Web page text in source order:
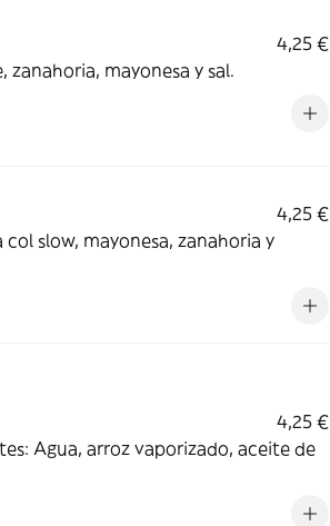
4,25 €
mayonesa y sal.
4,25 €
col slow, mayonesa, zanahoria y
4,25 €
Agua, arroz vaporizado, aceite de